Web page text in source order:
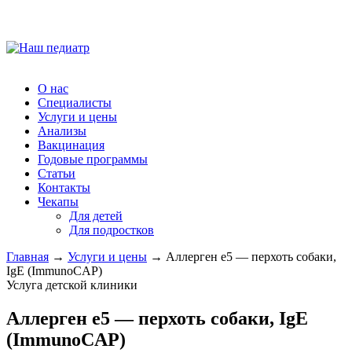
О нас
Специалисты
Услуги и цены
Анализы
Вакцинация
Годовые программы
Статьи
Контакты
Чекапы
Для детей
Для подростков
Главная → Услуги и цены → Аллерген e5 — перхоть собаки,
IgE (ImmunoCAP)
Услуга детской клиники
Аллерген e5 — перхоть собаки, IgE
(ImmunoCAP)